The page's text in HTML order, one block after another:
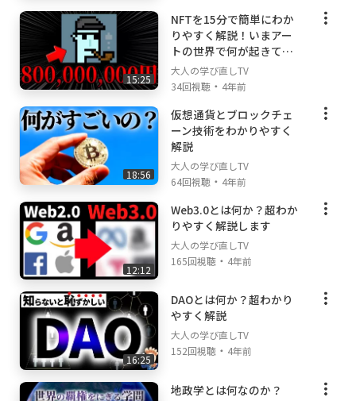
15:25
NFTを15分で簡単にわか
りやすく解説！いまアー
トの世界で何が起きてい
るのか？
大人の学び直しTV
34回視聴 ・ 4年前
18:56
仮想通貨とブロックチェ
ーン技術をわかりやすく
解説
大人の学び直しTV
64回視聴 ・ 4年前
12:12
Web3.0とは何か？超わか
りやすく解説します
大人の学び直しTV
165回視聴 ・ 4年前
16:25
DAOとは何か？超わかり
やすく解説
大人の学び直しTV
152回視聴 ・ 4年前
地政学とは何なのか？